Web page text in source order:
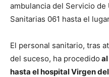
ambulancia del Servicio
Sanitarias 061 hasta el
El personal sanitario, tras
del suceso, ha procedido
hasta el hospital Virgen